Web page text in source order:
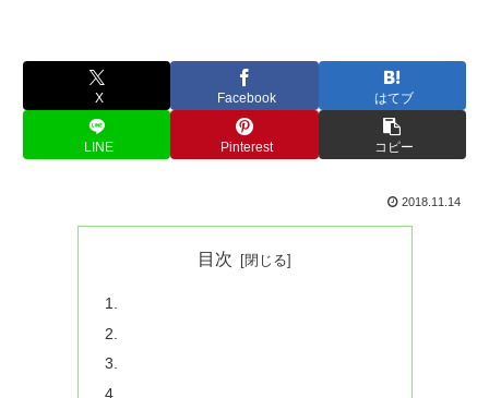
X Facebook はてブ
LINE Pinterest コピー
2018.11.14
目次